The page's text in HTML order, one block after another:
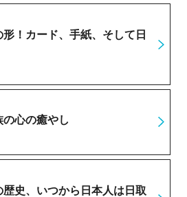
！カード、手紙、そして日
心の癒やし
史、いつから日本人は日取